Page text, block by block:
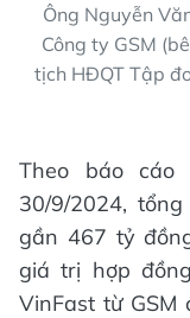
Ông Nguyễn
Công ty GSM
tịch HĐQT Tập
Theo báo
30/9/2024,
gần 467 tỷ
giá trị hợp
VinFast từ